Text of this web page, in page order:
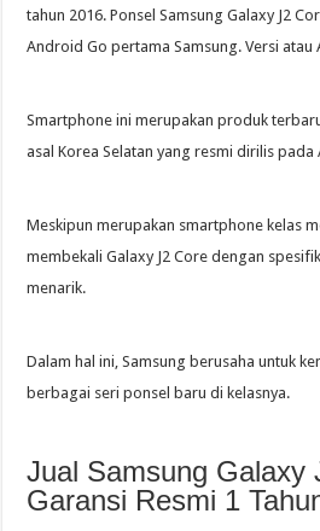
tahun 2016. Ponsel Samsung Galaxy J2
Android Go pertama Samsung. Versi atau
Smartphone ini merupakan produk
asal Korea Selatan yang resmi dirilis pada
Meskipun merupakan smartphone kelas
membekali Galaxy J2 Core dengan
menarik.
Dalam hal ini, Samsung berusaha untuk
berbagai seri ponsel baru di kelasnya.
Jual Samsung Galaxy
Garansi Resmi 1